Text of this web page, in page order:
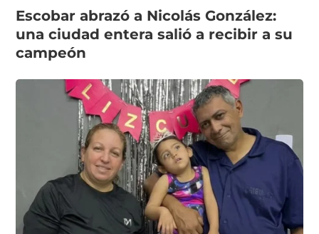
Escobar abrazó a Nicolás González:
una ciudad entera salió a recibir a su
campeón